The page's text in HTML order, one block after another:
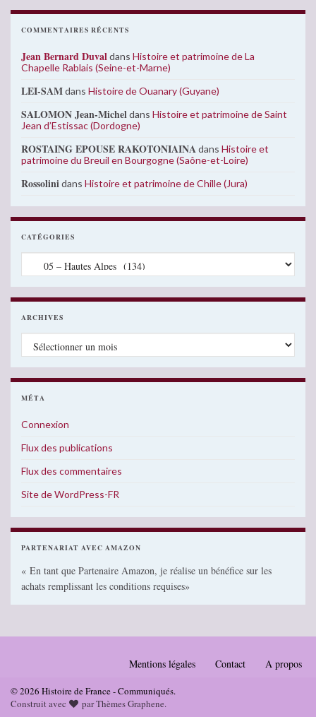
COMMENTAIRES RÉCENTS
Jean Bernard Duvaldans Histoire et patrimoine de La
Chapelle Rablais (Seine-et-Marne)
LEI-SAMdans Histoire de Ouanary (Guyane)
SALOMON Jean-Micheldans Histoire et patrimoine de Saint
Jean d’Estissac (Dordogne)
ROSTAING EPOUSE RAKOTONIAINAdans Histoire et
patrimoine du Breuil en Bourgogne (Saône-et-Loire)
Rossolinidans Histoire et patrimoine de Chille (Jura)
CATÉGORIES
Catégories
ARCHIVES
Archives
MÉTA
Connexion
Flux des publications
Flux des commentaires
Site de WordPress-FR
PARTENARIAT AVEC AMAZON
« En tant que Partenaire Amazon, je réalise un bénéfice sur les
achats remplissant les conditions requises»
Mentions légales Contact A propos
© 2026 Histoire de France - Communiqués.
Construit avec
parThèmes Graphene.